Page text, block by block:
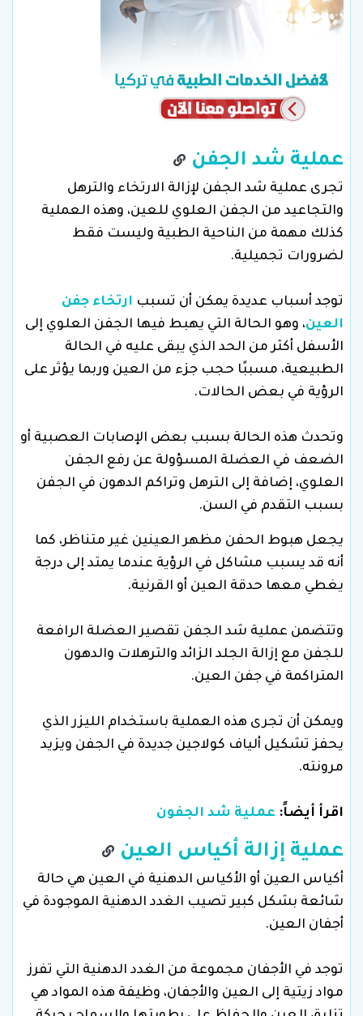
عملية شد الجفن
تجرى عملية شد الجفن لإزالة الارتخاء والترهل
والتجاعيد من الجفن العلوي للعين، وهذه العملية
كذلك مهمة من الناحية الطبية وليست فقط
لضرورات تجميلية.
توجد أسباب عديدة يمكن أن تسبب ارتخاء جفن
العين، وهو الحالة التي يهبط فيها الجفن العلوي إلى
الأسفل أكثر من الحد الذي يبقى عليه في الحالة
الطبيعية، مسببًا حجب جزء من العين وربما يؤثر على
الرؤية في بعض الحالات.
وتحدث هذه الحالة بسبب بعض الإصابات العصبية أو
الضعف في العضلة المسؤولة عن رفع الجفن
العلوي، إضافة إلى الترهل وتراكم الدهون في الجفن
بسبب التقدم في السن.
يجعل هبوط الحفن مظهر العينين غير متناظر، كما
أنه قد يسبب مشاكل في الرؤية عندما يمتد إلى درجة
يغطي معها حدقة العين أو القرنية.
وتتضمن عملية شد الجفن تقصير العضلة الرافعة
للجفن مع إزالة الجلد الزائد والترهلات والدهون
المتراكمة في جفن العين.
ويمكن أن تجرى هذه العملية باستخدام الليزر الذي
يحفز تشكيل ألياف كولاجين جديدة في الجفن ويزيد
مرونته.
اقرأ أيضاً: عملية شد الجفون
عملية إزالة أكياس العين
أكياس العين أو الأكياس الدهنية في العين هي حالة
شائعة بشكل كبير تصيب الغدد الدهنية الموجودة في
أجفان العين.
توجد في الأجفان مجموعة من الغدد الدهنية التي تفرز
مواد زيتية إلى العين والأجفان، وظيفة هذه المواد هي